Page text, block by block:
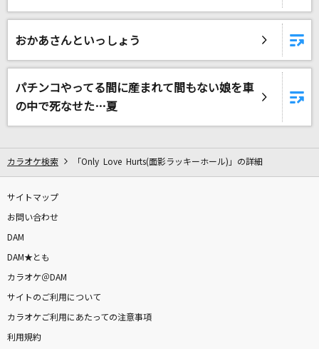
[生音]勝手にしやがれ
ゆずれない願い
田村直美
パノプティコン
r-906
[プロオケ]桜
おかあさんといっしょう
パチンコやってる間に産まれて間もない娘を車
の中で死なせた…夏
カラオケ検索 「Only Love Hurts(面影ラッキーホール)」の詳細
サイトマップ
お問い合わせ
DAM
DAM★とも
カラオケ＠DAM
サイトのご利用について
カラオケご利用にあたっての注意事項
利用規約